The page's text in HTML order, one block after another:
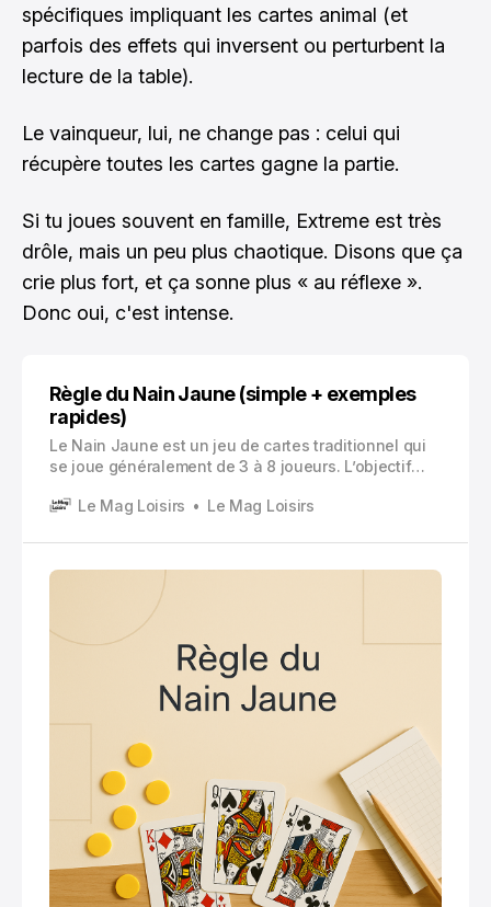
spécifiques impliquant les cartes animal (et
parfois des effets qui inversent ou perturbent la
lecture de la table).
Le vainqueur, lui, ne change pas : celui qui
récupère toutes les cartes gagne la partie.
Si tu joues souvent en famille, Extreme est très
drôle, mais un peu plus chaotique. Disons que ça
crie plus fort, et ça sonne plus « au réflexe ».
Donc oui, c'est intense.
Règle du Nain Jaune (simple + exemples
rapides)
Le Nain Jaune est un jeu de cartes traditionnel qui
se joue généralement de 3 à 8 joueurs. L’objectif
jetons à la fin de la partie.
Le Mag Loisirs Le Mag Loisirs